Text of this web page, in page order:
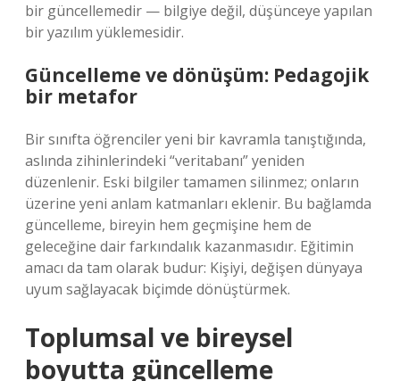
bir güncellemedir — bilgiye değil, düşünceye yapılan
bir yazılım yüklemesidir.
Güncelleme ve dönüşüm: Pedagojik
bir metafor
Bir sınıfta öğrenciler yeni bir kavramla tanıştığında,
aslında zihinlerindeki “veritabanı” yeniden
düzenlenir. Eski bilgiler tamamen silinmez; onların
üzerine yeni anlam katmanları eklenir. Bu bağlamda
güncelleme, bireyin hem geçmişine hem de
geleceğine dair farkındalık kazanmasıdır. Eğitimin
amacı da tam olarak budur: Kişiyi, değişen dünyaya
uyum sağlayacak biçimde dönüştürmek.
Toplumsal ve bireysel
boyutta güncelleme